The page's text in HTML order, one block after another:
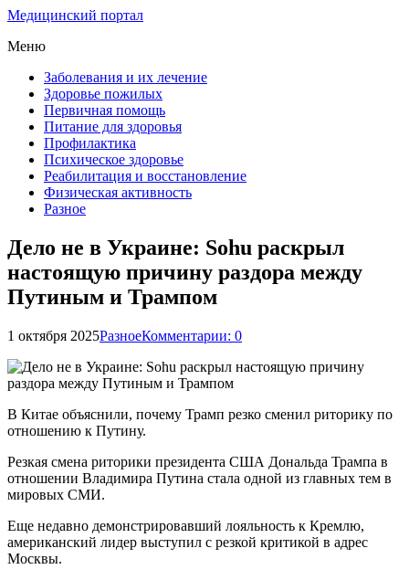
Медицинский портал
Меню
Заболевания и их лечение
Здоровье пожилых
Первичная помощь
Питание для здоровья
Профилактика
Психическое здоровье
Реабилитация и восстановление
Физическая активность
Разное
Дело не в Украине: Sohu раскрыл
настоящую причину раздора между
Путиным и Трампом
1 октября 2025РазноеКомментарии: 0
В Китае объяснили, почему Трамп резко сменил риторику по
отношению к Путину.
Резкая смена риторики президента США Дональда Трампа в
отношении Владимира Путина стала одной из главных тем в
мировых СМИ.
Еще недавно демонстрировавший лояльность к Кремлю,
американский лидер выступил с резкой критикой в адрес
Москвы.